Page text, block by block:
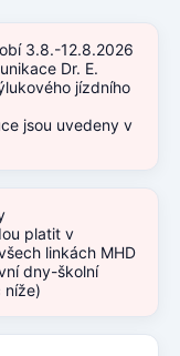
3.8.-12.8.2026
Dr. E.
jízdního
jsou uvedeny v
platit v
linkách MHD
dny-školní
níže)